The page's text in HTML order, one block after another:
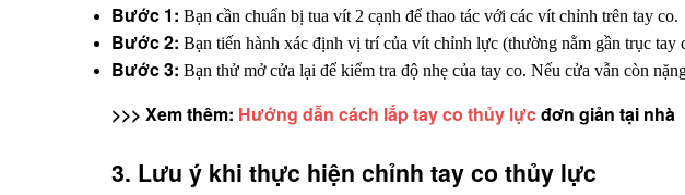
Bước 1: Bạn cần chuẩn bị tua vít 2 cạnh để thao tác với các vít chỉnh trên tay co.
Bước 2: Bạn tiến hành xác định vị trí của vít chỉnh lực (thường nằm gần trục
Bước 3: Bạn thử mở cửa lại để kiểm tra độ nhẹ của tay co. Nếu cửa vẫn còn
>>> Xem thêm: Hướng dẫn cách lắp tay co thủy lực đơn giản tại nhà
3. Lưu ý khi thực hiện chỉnh tay co thủy lực